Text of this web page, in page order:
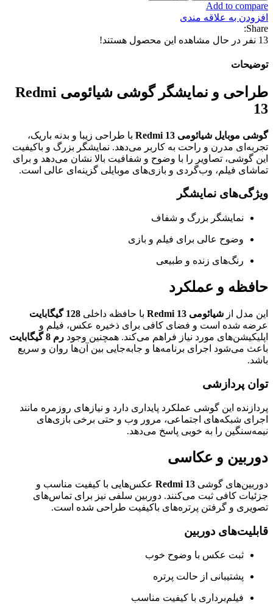
Add to compare
افزودن به علاقه مندی
Share:
13 نفر در حال مشاهده این محصول هستند!
توضیحات
طراحی و نمایشگر گوشی شیائومی Redmi
13
گوشی موبایل شیائومی Redmi 13
با طراحی زیبا و بدنه باریک،
تجربه‌ای مدرن و راحت به کاربر می‌دهد. نمایشگر بزرگ و باکیفیت
این گوشی، تصاویر را با وضوح و شفافیت بالا نشان می‌دهد و برای
تماشای فیلم، وب‌گردی و بازی‌های موبایلی گزینه‌ای عالی است.
ویژگی‌های نمایشگر
نمایشگر بزرگ و شفاف
وضوح عالی برای فیلم و بازی
رنگ‌های زنده و طبیعی
حافظه و عملکرد
این مدل از شیائومی Redmi 13 با حافظه داخلی 128 گیگابایت
عرضه شده است و فضای کافی برای ذخیره عکس، فیلم و
اپلیکیشن‌های مورد نیاز فراهم می‌کند. همچنین وجود رم 8 گیگابایت
باعث می‌شود اجرای برنامه‌ها و جابه‌جایی بین آن‌ها روان و سریع
باشد.
توان پردازشی
پردازنده این گوشی عملکرد پایداری دارد و نیازهای روزمره مانند
اجرای شبکه‌های اجتماعی، مرور وب و حتی برخی بازی‌های
نیمه‌سنگین را به خوبی پاسخ می‌دهد.
دوربین و عکاسی
دوربین‌های گوشی Redmi 13 عکس‌هایی با کیفیت مناسب و
جزئیات کافی ثبت می‌کنند. دوربین سلفی نیز برای تماس‌های
تصویری و گرفتن پرتره‌های باکیفیت طراحی شده است.
قابلیت‌های دوربین
ثبت عکس با وضوح خوب
پشتیبانی از حالت پرتره
فیلم‌برداری با کیفیت مناسب